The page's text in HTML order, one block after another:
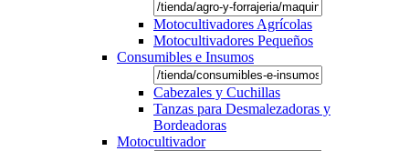
Motocultivadores Agrícolas
Motocultivadores Pequeños
Consumibles e Insumos
Cabezales y Cuchillas
Tanzas para Desmalezadoras y
Bordeadoras
Motocultivador